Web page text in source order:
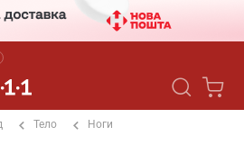
Тело Ноги